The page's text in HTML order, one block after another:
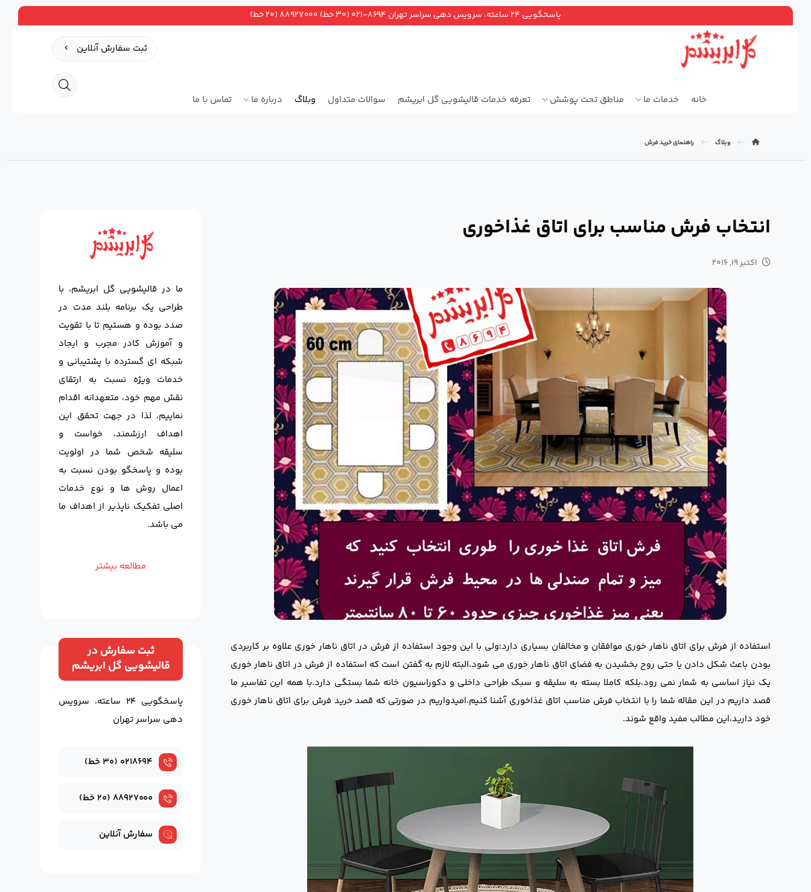
پاسخگویی ۲۴ ساعته، سرویس دهی سراسر تهران ۸۶۹۴-۰۲۱ (۳۰ خط) ۸۸۹۲۷۰۰۰ (۲۰ خط)
خانه خدمات ما مناطق تحت پوشش تعرفه خدمات قالیشویی گل ابریشم سوالات متداول وبلاگ درباره ما تماس با ما
ثبت سفارش آنلاین
وبلاگ راهنمای خرید فرش
انتخاب فرش مناسب برای اتاق غذاخوری
اکتبر ۱۹, ۲۰۱۶
استفاده از فرش برای اتاق ناهار خوری موافقان و مخالفان بسیاری دارد؛ولی با این وجود استفاده از فرش در اتاق ناهار خوری علاوه بر کاربردی
بودن باعث شکل دادن یا حتی روح بخشیدن به فضای اتاق ناهار خوری می شود،البته لازم به گفتن است که استفاده از فرش در اتاق ناهار خوری
یک نیاز اساسی به شمار نمی رود،بلکه کاملا بسته به سلیقه و سبک طراحی داخلی و دکوراسیون خانه شما بستگی دارد.با همه این تفاسیر ما
قصد داریم در این مقاله شما را با انتخاب فرش مناسب اتاق غذاخوری آشنا کنیم،امیدواریم در صورتی که قصد خرید فرش برای اتاق ناهار خوری
خود دارید،این مطالب مفید واقع شوند.
ما در قالیشویی گل ابریشم، با
طراحی یک برنامه بلند مدت در
صدد بوده و هستیم تا با تقویت
و آموزش کادر مجرب و ایجاد
شبکه ای گسترده با پشتیبانی و
خدمات ویژه نسبت به ارتقای
نقش مهم خود، متعهدانه اقدام
نماییم، لذا در جهت تحقق این
اهداف ارزشمند، خواست و
سلیقه شخص شما در اولویت
بوده و پاسخگو بودن نسبت به
اعمال روش ها و نوع خدمات
اصلی تفکیک ناپذیر از اهداف ما
می باشد.
مطالعه بیشتر
ثبت سفارش در
قالیشویی گل ابریشم
پاسخگویی ۲۴ ساعته، سرویس
دهی سراسر تهران
۰۲۱۸۶۹۴ (۳۰ خط)
۸۸۹۲۷۰۰۰ (۲۰ خط)
سفارش آنلاین